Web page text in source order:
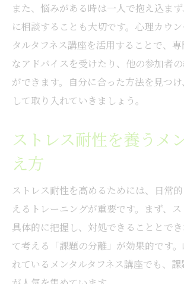
また、悩みがある時は一人で抱え込ま
に相談することも大切です。心理カウ
タルタフネス講座を活用することで、
なアドバイスを受けたり、他の参加者
ができます。自分に合った方法を見つ
して取り入れていきましょう。
ストレス耐性を養うメ
え方
ストレス耐性を高めるためには、日常
えるトレーニングが重要です。まず、
具体的に把握し、対処できることとで
て考える「課題の分離」が効果的です
れているメンタルタフネス講座でも、